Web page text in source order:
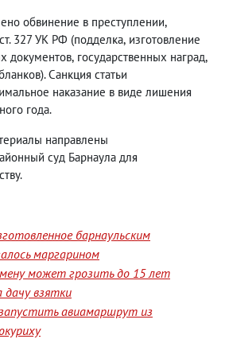
обвинение в преступлении,
327 УК РФ (подделка, изготовление
документов, государственных наград,
Санкция статьи
наказание в виде лишения
года.
направлены
суд Барнаула для
барнаульским
маргарином
может грозить до 15 лет
дачу взятки
авиамаршрут из